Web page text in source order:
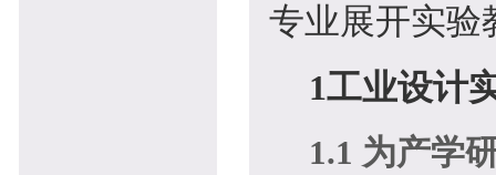
专业展开实验
1工业设计
1.1 为产学